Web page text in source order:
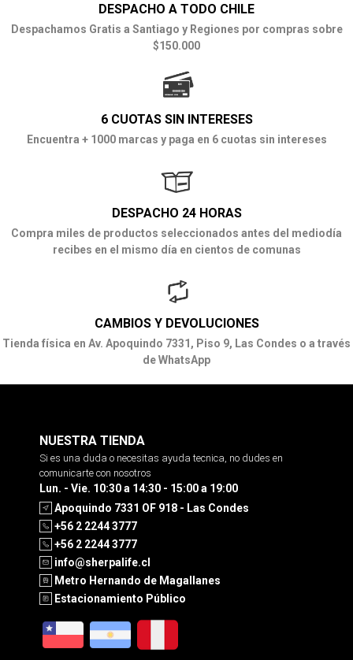
DESPACHO A TODO CHILE
Despachamos Gratis a Santiago y Regiones por compras sobre
$150.000
6 CUOTAS SIN INTERESES
Encuentra + 1000 marcas y paga en 6 cuotas sin intereses
DESPACHO 24 HORAS
Compra miles de productos seleccionados antes del mediodía
recibes en el mismo día en cientos de comunas
CAMBIOS Y DEVOLUCIONES
Tienda física en Av. Apoquindo 7331, Piso 9, Las Condes o a través
de WhatsApp
NUESTRA TIENDA
Si es una duda o necesitas ayuda tecnica, no dudes en
comunicarte con nosotros
Lun. - Vie. 10:30 a 14:30 - 15:00 a 19:00
Apoquindo 7331 OF 918 - Las Condes
+56 2 2244 3777
+56 2 2244 3777
info@sherpalife.cl
Metro Hernando de Magallanes
Estacionamiento Público